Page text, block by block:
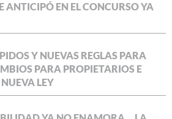
ANTICIPÓ EN EL CONCURSO YA
Y NUEVAS REGLAS PARA
PARA PROPIETARIOS E
LEY